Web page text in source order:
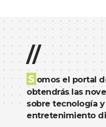
//
S omos el portal
obtendrás las
sobre tecnología y
entretenimiento